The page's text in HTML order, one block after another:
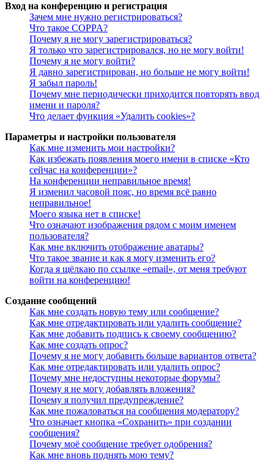
Вход на конференцию и регистрация
Зачем мне нужно регистрироваться?
Что такое COPPA?
Почему я не могу зарегистрироваться?
Я только что зарегистрировался, но не могу войти!
Почему я не могу войти?
Я давно зарегистрирован, но больше не могу войти!
Я забыл пароль!
Почему мне периодически приходится повторять ввод
имени и пароля?
Что делает функция «Удалить cookies»?
Параметры и настройки пользователя
Как мне изменить мои настройки?
Как избежать появления моего имени в списке «Кто
сейчас на конференции»?
На конференции неправильное время!
Я изменил часовой пояс, но время всё равно
неправильное!
Моего языка нет в списке!
Что означают изображения рядом с моим именем
пользователя?
Как мне включить отображение аватары?
Что такое звание и как я могу изменить его?
Когда я щёлкаю по ссылке «email», от меня требуют
войти на конференцию!
Создание сообщений
Как мне создать новую тему или сообщение?
Как мне отредактировать или удалить сообщение?
Как мне добавить подпись к своему сообщению?
Как мне создать опрос?
Почему я не могу добавить больше вариантов ответа?
Как мне отредактировать или удалить опрос?
Почему мне недоступны некоторые форумы?
Почему я не могу добавлять вложения?
Почему я получил предупреждение?
Как мне пожаловаться на сообщения модератору?
Что означает кнопка «Сохранить» при создании
сообщения?
Почему моё сообщение требует одобрения?
Как мне вновь поднять мою тему?